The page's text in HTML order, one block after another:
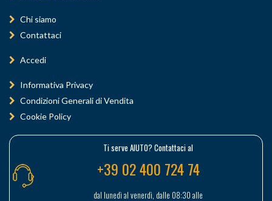
Chi siamo
Contattaci
Accedi
Informativa Privacy
Condizioni Generali di Vendita
Cookie Policy
Ti serve AIUTO? Contattaci al
+39 02 400 724 74
dal lunedì al venerdì, dalle 08:30 alle